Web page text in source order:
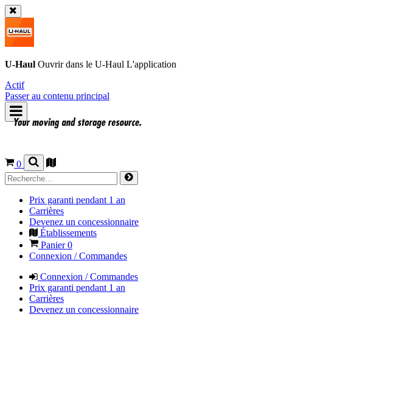
U-Haul Ouvrir dans le U-Haul L'application
Actif
Passer au contenu principal
0
Prix garanti pendant 1 an
Carrières
Devenez un concessionnaire
Établissements
Panier0
Connexion / Commandes
Connexion / Commandes
Prix garanti pendant 1 an
Carrières
Devenez un concessionnaire